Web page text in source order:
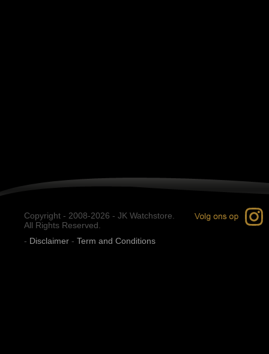
Copyright - 2008-2026 - JK Watchstore.
All Rights Reserved.
- Disclaimer - Term and Conditions